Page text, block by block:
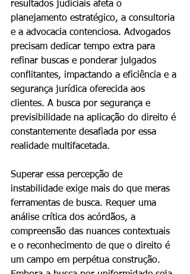
resultados judiciais afeta o
planejamento estratégico, a consultoria
e a advocacia contenciosa. Advogados
precisam dedicar tempo extra para
refinar buscas e ponderar julgados
conflitantes, impactando a eficiência e a
segurança jurídica oferecida aos
clientes. A busca por segurança e
previsibilidade na aplicação do direito é
constantemente desafiada por essa
realidade multifacetada.
Superar essa percepção de
instabilidade exige mais do que meras
ferramentas de busca. Requer uma
análise crítica dos acórdãos, a
compreensão das nuances contextuais
e o reconhecimento de que o direito é
um campo em perpétua construção.